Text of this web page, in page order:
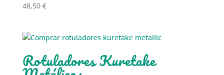
48,50 €
Rotuladores Kuretake